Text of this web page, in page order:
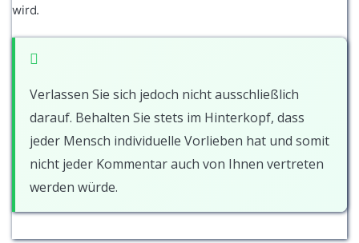
wird.
Verlassen Sie sich jedoch nicht ausschließlich
darauf. Behalten Sie stets im Hinterkopf, dass
jeder Mensch individuelle Vorlieben hat und somit
nicht jeder Kommentar auch von Ihnen vertreten
werden würde.